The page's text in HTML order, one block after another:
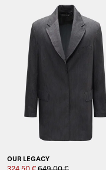
OUR LEGACY
324,50 € 649,00 €